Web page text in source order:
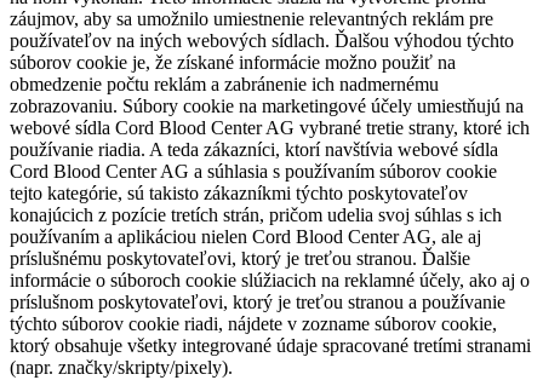
záujmov, aby sa umožnilo umiestnenie relevantných reklám pre
používateľov na iných webových sídlach. Ďalšou výhodou týchto
súborov cookie je, že získané informácie možno použiť na
obmedzenie počtu reklám a zabránenie ich nadmernému
zobrazovaniu. Súbory cookie na marketingové účely umiestňujú na
webové sídla Cord Blood Center AG vybrané tretie strany, ktoré ich
používanie riadia. A teda zákazníci, ktorí navštívia webové sídla
Cord Blood Center AG a súhlasia s používaním súborov cookie
tejto kategórie, sú takisto zákazníkmi týchto poskytovateľov
konajúcich z pozície tretích strán, pričom udelia svoj súhlas s ich
používaním a aplikáciou nielen Cord Blood Center AG, ale aj
príslušnému poskytovateľovi, ktorý je treťou stranou. Ďalšie
informácie o súboroch cookie slúžiacich na reklamné účely, ako aj o
príslušnom poskytovateľovi, ktorý je treťou stranou a používanie
týchto súborov cookie riadi, nájdete v zozname súborov cookie,
ktorý obsahuje všetky integrované údaje spracované tretími stranami
(napr. značky/skripty/pixely).